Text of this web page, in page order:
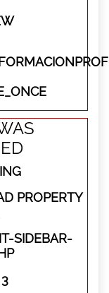
PROPERTY
SIDEBAR-